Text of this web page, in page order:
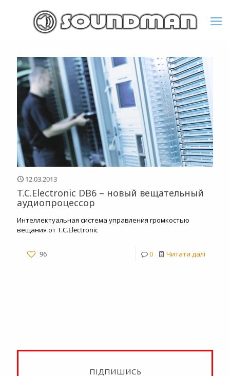
12.03.2013
T.C.Electronic DB6 – новый вещательный
аудиопроцессор
Интеллектуальная система управления громкостью
вещания от T.C.Electronic
96 0 Читати далі
ПІДПИШИСЬ